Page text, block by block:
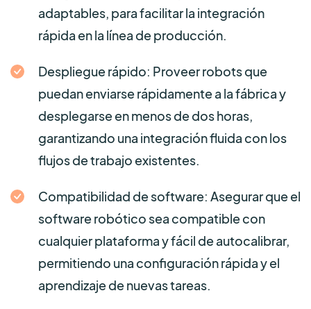
adaptables, para facilitar la integración
rápida en la línea de producción.
Despliegue rápido: Proveer robots que
puedan enviarse rápidamente a la fábrica y
desplegarse en menos de dos horas,
garantizando una integración fluida con los
flujos de trabajo existentes.
Compatibilidad de software: Asegurar que el
software robótico sea compatible con
cualquier plataforma y fácil de autocalibrar,
permitiendo una configuración rápida y el
aprendizaje de nuevas tareas.